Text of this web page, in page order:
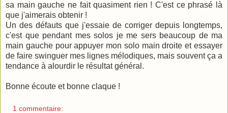
sa main gauche ne fait quasiment rien ! C'est ce phrasé là
que j'aimerais obtenir !
Un des défauts que j'essaie de corriger depuis longtemps,
c'est que pendant mes solos je me sers beaucoup de ma
main gauche pour appuyer mon solo main droite et essayer
de faire swinguer mes lignes mélodiques, mais souvent ça a
tendance à alourdir le résultat général.
Bonne écoute et bonne claque !
1 commentaire: